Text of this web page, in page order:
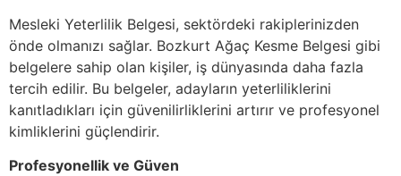
Mesleki Yeterlilik Belgesi, sektördeki rakiplerinizden
önde olmanızı sağlar. Bozkurt Ağaç Kesme Belgesi gibi
belgelere sahip olan kişiler, iş dünyasında daha fazla
tercih edilir. Bu belgeler, adayların yeterliliklerini
kanıtladıkları için güvenilirliklerini artırır ve profesyonel
kimliklerini güçlendirir.
Profesyonellik ve Güven